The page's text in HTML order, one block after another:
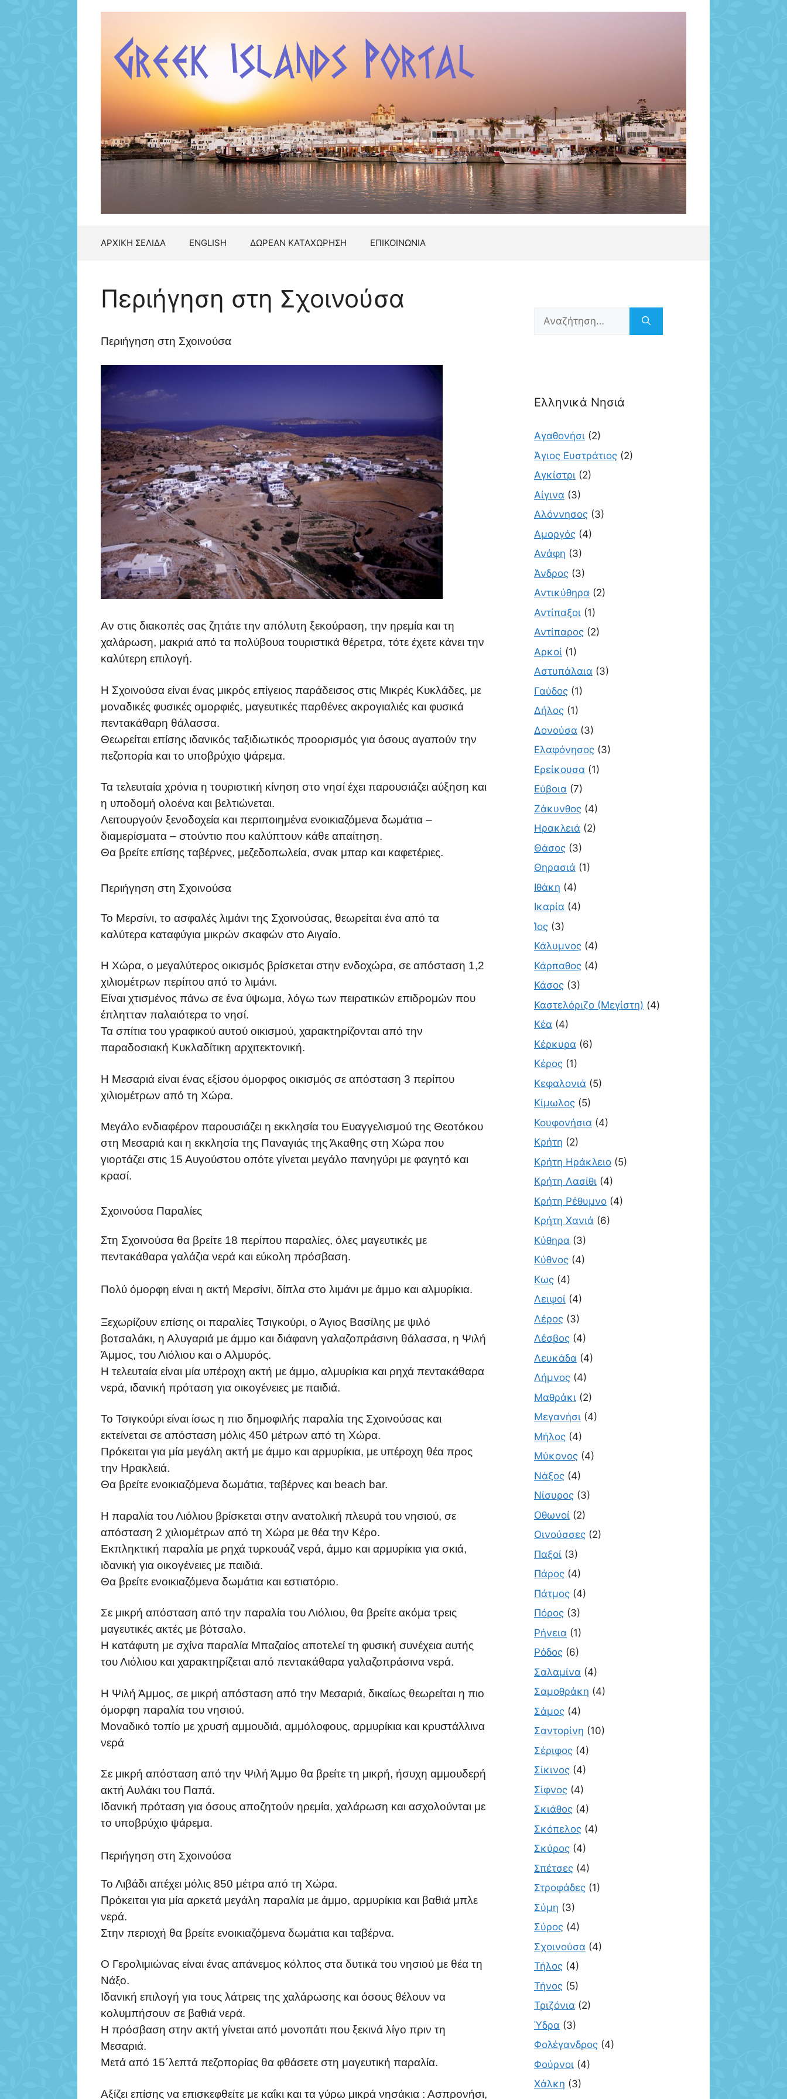
ΑΡΧΙΚΗ ΣΕΛΙΔΑ ENGLISH ΔΩΡΕΑΝ ΚΑΤΑΧΩΡΗΣΗ ΕΠΙΚΟΙΝΩΝΙΑ
Περιήγηση στη Σχοινούσα
Περιήγηση στη Σχοινούσα
Αν στις διακοπές σας ζητάτε την απόλυτη ξεκούραση, την ηρεμία και τη
χαλάρωση, μακριά από τα πολύβουα τουριστικά θέρετρα, τότε έχετε κάνει την
καλύτερη επιλογή.
Η Σχοινούσα είναι ένας μικρός επίγειος παράδεισος στις Μικρές Κυκλάδες, με
μοναδικές φυσικές ομορφιές, μαγευτικές παρθένες ακρογιαλιές και φυσικά
πεντακάθαρη θάλασσα.
Θεωρείται επίσης ιδανικός ταξιδιωτικός προορισμός για όσους αγαπούν την
πεζοπορία και το υποβρύχιο ψάρεμα.
Τα τελευταία χρόνια η τουριστική κίνηση στο νησί έχει παρουσιάζει αύξηση και
η υποδομή ολοένα και βελτιώνεται.
Λειτουργούν ξενοδοχεία και περιποιημένα ενοικιαζόμενα δωμάτια –
διαμερίσματα – στούντιο που καλύπτουν κάθε απαίτηση.
Θα βρείτε επίσης ταβέρνες, μεζεδοπωλεία, σνακ μπαρ και καφετέριες.
Περιήγηση στη Σχοινούσα
Το Μερσίνι, το ασφαλές λιμάνι της Σχοινούσας, θεωρείται ένα από τα
καλύτερα καταφύγια μικρών σκαφών στο Αιγαίο.
Η Χώρα, ο μεγαλύτερος οικισμός βρίσκεται στην ενδοχώρα, σε απόσταση 1,2
χιλιομέτρων περίπου από το λιμάνι.
Είναι χτισμένος πάνω σε ένα ύψωμα, λόγω των πειρατικών επιδρομών που
έπλητταν παλαιότερα το νησί.
Τα σπίτια του γραφικού αυτού οικισμού, χαρακτηρίζονται από την
παραδοσιακή Κυκλαδίτικη αρχιτεκτονική.
Η Μεσαριά είναι ένας εξίσου όμορφος οικισμός σε απόσταση 3 περίπου
χιλιομέτρων από τη Χώρα.
Μεγάλο ενδιαφέρον παρουσιάζει η εκκλησία του Ευαγγελισμού της Θεοτόκου
στη Μεσαριά και η εκκλησία της Παναγιάς της Άκαθης στη Χώρα που
γιορτάζει στις 15 Αυγούστου οπότε γίνεται μεγάλο πανηγύρι με φαγητό και
κρασί.
Σχοινούσα Παραλίες
Στη Σχοινούσα θα βρείτε 18 περίπου παραλίες, όλες μαγευτικές με
πεντακάθαρα γαλάζια νερά και εύκολη πρόσβαση.
Πολύ όμορφη είναι η ακτή Μερσίνι, δίπλα στο λιμάνι με άμμο και αλμυρίκια.
Ξεχωρίζουν επίσης οι παραλίες Τσιγκούρι, ο Άγιος Βασίλης με ψιλό
βοτσαλάκι, η Αλυγαριά με άμμο και διάφανη γαλαζοπράσινη θάλασσα, η Ψιλή
Άμμος, του Λιόλιου και ο Αλμυρός.
Η τελευταία είναι μία υπέροχη ακτή με άμμο, αλμυρίκια και ρηχά πεντακάθαρα
νερά, ιδανική πρόταση για οικογένειες με παιδιά.
Το Τσιγκούρι είναι ίσως η πιο δημοφιλής παραλία της Σχοινούσας και
εκτείνεται σε απόσταση μόλις 450 μέτρων από τη Χώρα.
Πρόκειται για μία μεγάλη ακτή με άμμο και αρμυρίκια, με υπέροχη θέα προς
την Ηρακλειά.
Θα βρείτε ενοικιαζόμενα δωμάτια, ταβέρνες και beach bar.
Η παραλία του Λιόλιου βρίσκεται στην ανατολική πλευρά του νησιού, σε
απόσταση 2 χιλιομέτρων από τη Χώρα με θέα την Κέρο.
Εκπληκτική παραλία με ρηχά τυρκουάζ νερά, άμμο και αρμυρίκια για σκιά,
ιδανική για οικογένειες με παιδιά.
Θα βρείτε ενοικιαζόμενα δωμάτια και εστιατόριο.
Σε μικρή απόσταση από την παραλία του Λιόλιου, θα βρείτε ακόμα τρεις
μαγευτικές ακτές με βότσαλο.
Η κατάφυτη με σχίνα παραλία Μπαζαίος αποτελεί τη φυσική συνέχεια αυτής
του Λιόλιου και χαρακτηρίζεται από πεντακάθαρα γαλαζοπράσινα νερά.
Η Ψιλή Άμμος, σε μικρή απόσταση από την Μεσαριά, δικαίως θεωρείται η πιο
όμορφη παραλία του νησιού.
Μοναδικό τοπίο με χρυσή αμμουδιά, αμμόλοφους, αρμυρίκια και κρυστάλλινα
νερά
Σε μικρή απόσταση από την Ψιλή Άμμο θα βρείτε τη μικρή, ήσυχη αμμουδερή
ακτή Αυλάκι του Παπά.
Ιδανική πρόταση για όσους αποζητούν ηρεμία, χαλάρωση και ασχολούνται με
το υποβρύχιο ψάρεμα.
Περιήγηση στη Σχοινούσα
Το Λιβάδι απέχει μόλις 850 μέτρα από τη Χώρα.
Πρόκειται για μία αρκετά μεγάλη παραλία με άμμο, αρμυρίκια και βαθιά μπλε
νερά.
Στην περιοχή θα βρείτε ενοικιαζόμενα δωμάτια και ταβέρνα.
Ο Γερολιμιώνας είναι ένας απάνεμος κόλπος στα δυτικά του νησιού με θέα τη
Νάξο.
Ιδανική επιλογή για τους λάτρεις της χαλάρωσης και όσους θέλουν να
κολυμπήσουν σε βαθιά νερά.
Η πρόσβαση στην ακτή γίνεται από μονοπάτι που ξεκινά λίγο πριν τη
Μεσαριά.
Μετά από 15΄λεπτά πεζοπορίας θα φθάσετε στη μαγευτική παραλία.
Αξίζει επίσης να επισκεφθείτε με καΐκι και τα γύρω μικρά νησάκια : Ασπρονήσι,
Αναζήτηση
Ελληνικά Νησιά
Αγαθονήσι (2)
Άγιος Ευστράτιος (2)
Αγκίστρι (2)
Αίγινα (3)
Αλόννησος (3)
Αμοργός (4)
Ανάφη (3)
Άνδρος (3)
Αντικύθηρα (2)
Αντίπαξοι (1)
Αντίπαρος (2)
Αρκοί (1)
Αστυπάλαια (3)
Γαύδος (1)
Δήλος (1)
Δονούσα (3)
Ελαφόνησος (3)
Ερείκουσα (1)
Εύβοια (7)
Ζάκυνθος (4)
Ηρακλειά (2)
Θάσος (3)
Θηρασιά (1)
Ιθάκη (4)
Ικαρία (4)
Ίος (3)
Κάλυμνος (4)
Κάρπαθος (4)
Κάσος (3)
Καστελόριζο (Μεγίστη) (4)
Κέα (4)
Κέρκυρα (6)
Κέρος (1)
Κεφαλονιά (5)
Κίμωλος (5)
Κουφονήσια (4)
Κρήτη (2)
Κρήτη Ηράκλειο (5)
Κρήτη Λασίθι (4)
Κρήτη Ρέθυμνο (4)
Κρήτη Χανιά (6)
Κύθηρα (3)
Κύθνος (4)
Κως (4)
Λειψοί (4)
Λέρος (3)
Λέσβος (4)
Λευκάδα (4)
Λήμνος (4)
Μαθράκι (2)
Μεγανήσι (4)
Μήλος (4)
Μύκονος (4)
Νάξος (4)
Νίσυρος (3)
Οθωνοί (2)
Οινούσσες (2)
Παξοί (3)
Πάρος (4)
Πάτμος (4)
Πόρος (3)
Ρήνεια (1)
Ρόδος (6)
Σαλαμίνα (4)
Σαμοθράκη (4)
Σάμος (4)
Σαντορίνη (10)
Σέριφος (4)
Σίκινος (4)
Σίφνος (4)
Σκιάθος (4)
Σκόπελος (4)
Σκύρος (4)
Σπέτσες (4)
Στροφάδες (1)
Σύμη (3)
Σύρος (4)
Σχοινούσα (4)
Τήλος (4)
Τήνος (5)
Τριζόνια (2)
Ύδρα (3)
Φολέγανδρος (4)
Φούρνοι (4)
Χάλκη (3)